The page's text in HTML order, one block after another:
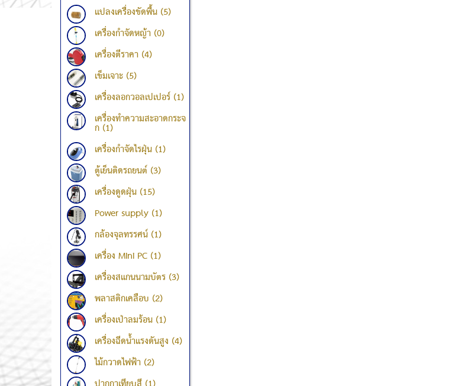
แปลงเครื่องขัดพื้น (5)
เครื่องกำจัดหญ้า (0)
เครื่องตีราคา (4)
เข็มเจาะ (5)
เครื่องลอกวอลเปเปอร์ (1)
เครื่องทำความสะอาดกระจ
ก (1)
เครื่องกำจัดไรฝุ่น (1)
ตู้เย็นติดรถยนต์ (3)
เครื่องดูดฝุ่น (15)
Power supply (1)
กล้องจุลทรรศน์ (1)
เครื่อง Mini PC (1)
เครื่องสแกนนามบัตร (3)
พลาสติกเคลือบ (2)
เครื่องเป่าลมร้อน (1)
เครื่องฉีดน้ำแรงดันสูง (4)
ไม้กวาดไฟฟ้า (2)